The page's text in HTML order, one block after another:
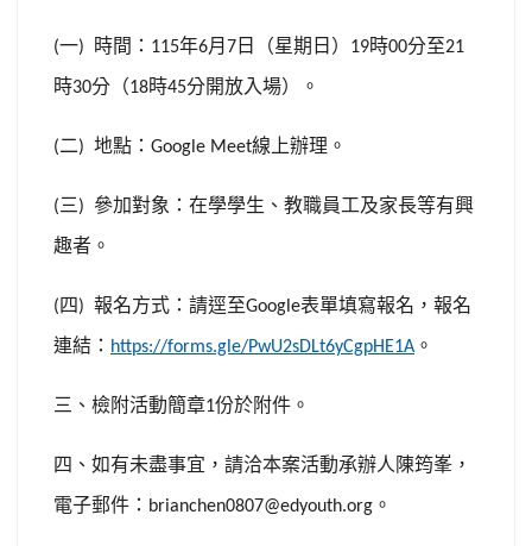
(一) 時間： 115年6月 7 日（星期日） 19時00分至21
時30分（18時45分開放入場）。
(二) 地點： Google Meet線上辦理。
(三) 參加對象：在學學生、教職員工及家長等有興
趣者。
(四) 報名方式：請逕至Google表單填寫報名，報名
連結： https://forms.gle/PwU2sDLt6yCgpHE1A 。
三、檢附活動簡章1份於附件。
四、如有未盡事宜，請洽本案活動承辦人陳筠峯，
電子郵件： brianchen0807@edyouth.org 。